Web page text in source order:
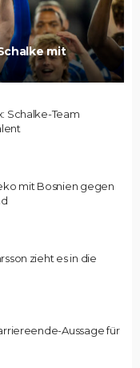
mit
Schalke-Team
mit Bosnien gegen
zieht es in die
Aussage für